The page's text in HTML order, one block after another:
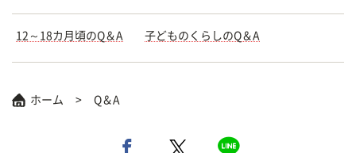
12～18カ月頃のQ＆A 子どものくらしのQ＆A
ホーム Q＆A